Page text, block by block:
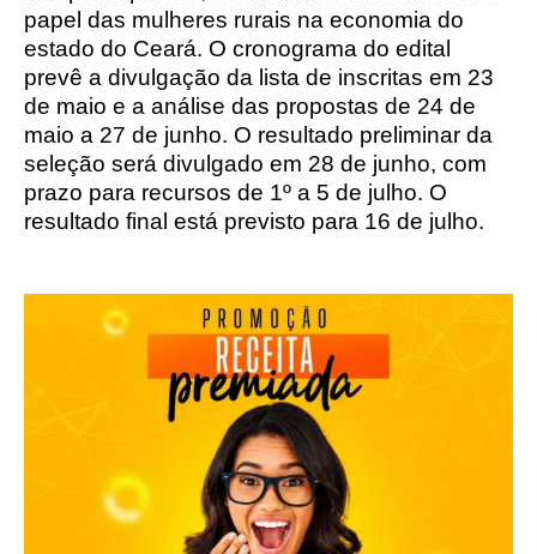
papel das mulheres rurais na economia do
estado do Ceará. O cronograma do edital
prevê a divulgação da lista de inscritas em 23
de maio e a análise das propostas de 24 de
maio a 27 de junho. O resultado preliminar da
seleção será divulgado em 28 de junho, com
prazo para recursos de 1º a 5 de julho. O
resultado final está previsto para 16 de julho.